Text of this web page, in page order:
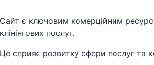
Сайт є ключовим комерційним
клінінгових послуг.
Це сприяє розвитку сфери послуг та